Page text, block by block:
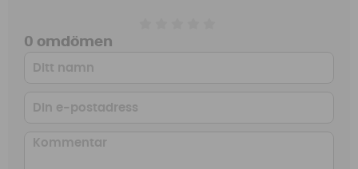
0 omdömen